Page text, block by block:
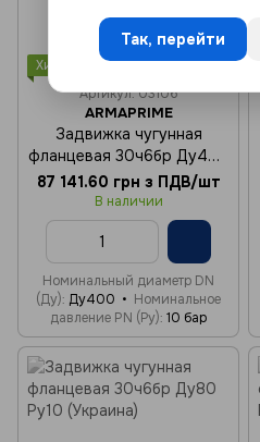
Хит
Артикул: 03106
ARMAPRIME
Задвижка чугунная
фланцевая 30ч6бр Ду400
Ру10
87 141.60 грн з ПДВ/шт
В наличии
Номинальный диаметр DN
(Ду) Ду400
Номинальное
давление PN (Ру) 10 бар
Так, перейти